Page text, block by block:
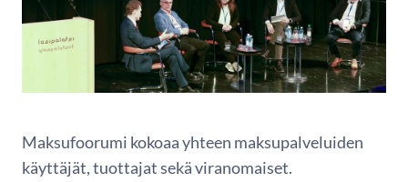
Maksufoorumi kokoaa yhteen maksupalveluiden
käyttäjät, tuottajat sekä viranomaiset.